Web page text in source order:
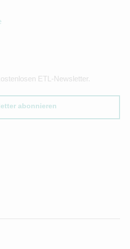
ETL-Newsletter.
abonnieren